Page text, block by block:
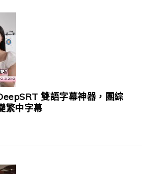
雙語字幕神器，團綜
繁中字幕